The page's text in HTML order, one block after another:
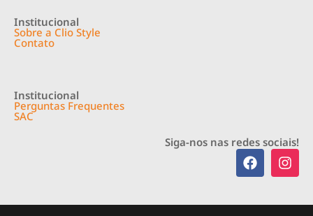
Institucional
Sobre a Clio Style
Contato
Institucional
Perguntas Frequentes
SAC
Siga-nos nas redes sociais!